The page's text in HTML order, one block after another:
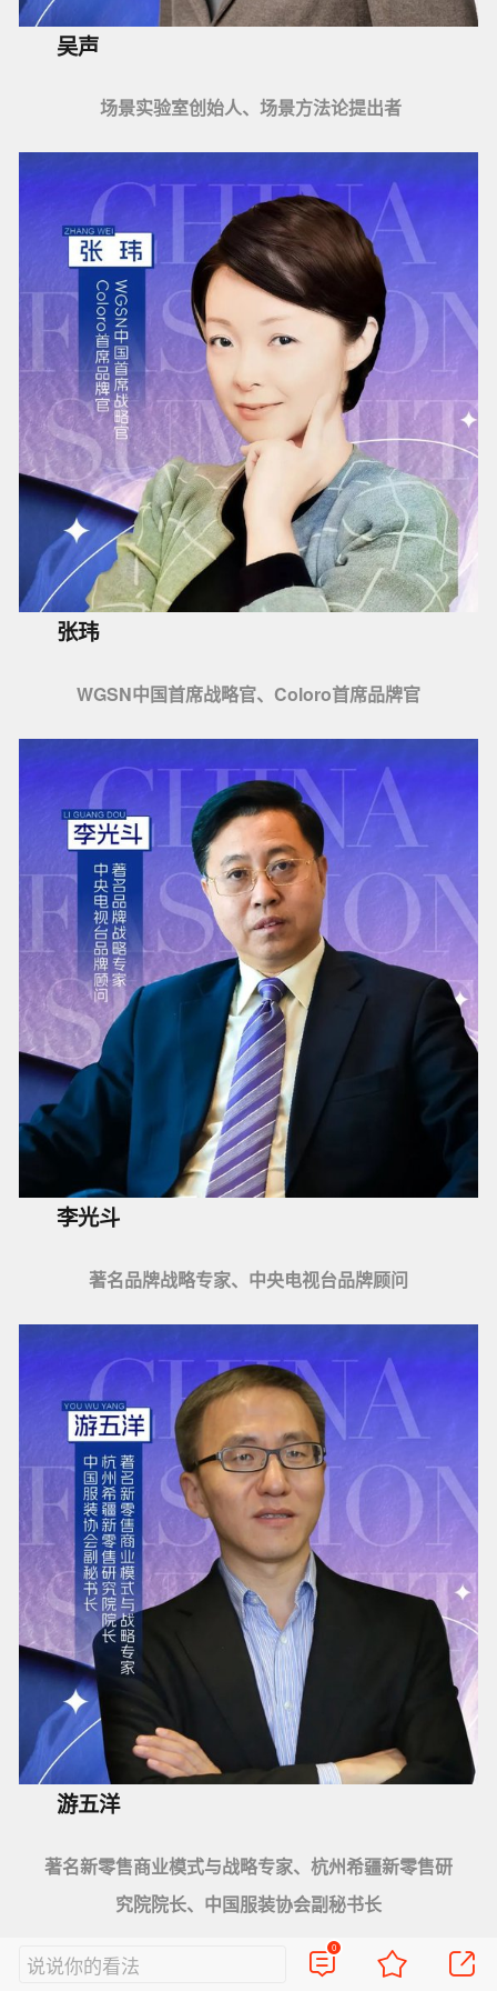
吴声
场景实验室创始人、场景方法论提出者
张玮
WGSN中国首席战略官、Coloro首席品牌官
李光斗
著名品牌战略专家、中央电视台品牌顾问
游五洋
著名新零售商业模式与战略专家、杭州希疆新零售研
究院院长、中国服装协会副秘书长
圆桌主持
说说你的看法
0